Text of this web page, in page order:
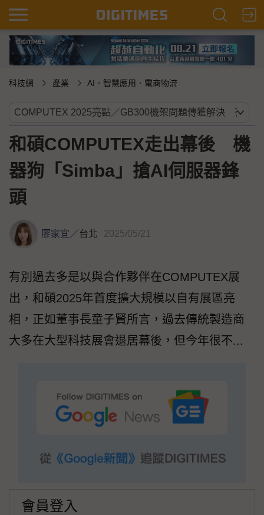
科技網 產業 AI．智慧應用．電商物流
和碩COMPUTEX走出幕後 機
器狗「Simba」搶AI伺服器鋒
頭
廖家宜／台北 2025/05/21
有別過去多是以與合作夥伴在COMPUTEX展
出，和碩2025年首度擴大規模以自有展區亮
相，正如董事長童子賢所言，過去傳統製造商
大多在大型科技展會退居幕後，但今年很不...
會員登入